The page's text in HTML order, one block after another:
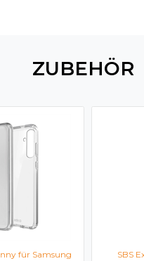
ZUBEHÖR
für Samsung
SBS